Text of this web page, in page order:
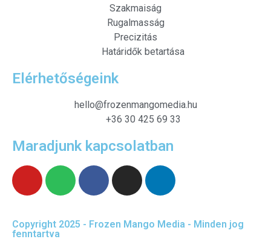
Szakmaiság
Rugalmasság
Precizitás
Határidők betartása
Elérhetőségeink
hello@frozenmangomedia.hu
+36 30 425 69 33
Maradjunk kapcsolatban
Copyright 2025 - Frozen Mango Media - Minden jog
fenntartva